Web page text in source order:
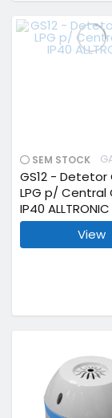
SEM STOCK
GS12 - Detetor
LPG p/ Central
IP40 ALLTRONIC
View